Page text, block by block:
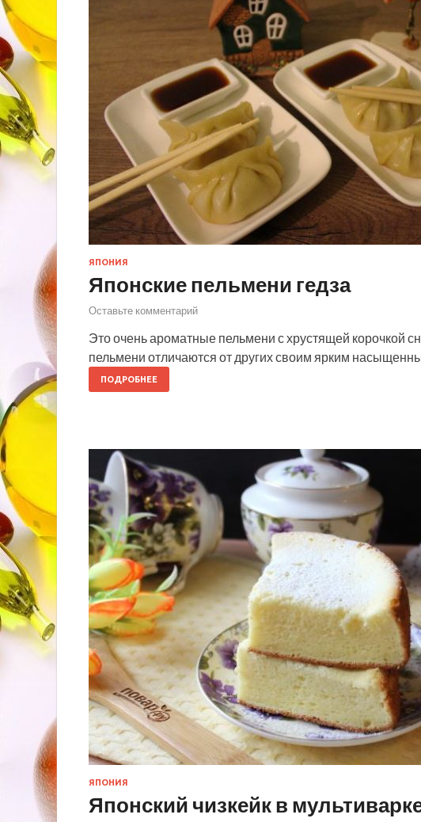
ЯПОНИЯ
Японские пельмени гедза
Оставьте комментарий
Это очень ароматные пельмени с хрустящей корочкой
пельмени отличаются от других своим ярким
ПОДРОБНЕЕ
ЯПОНИЯ
Японский чизкейк в